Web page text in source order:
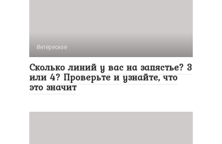
Интересное
Сколько линий у вас на запястье? 3
или 4? Проверьте и узнайте, что
это значит